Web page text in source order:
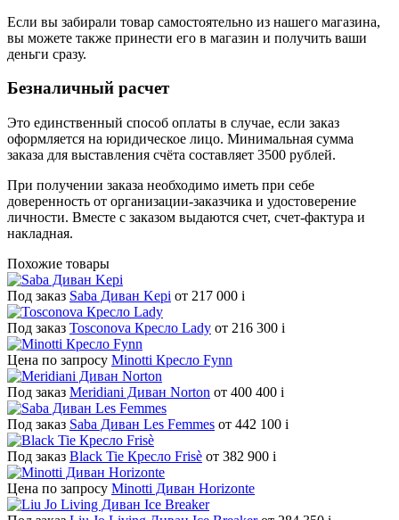
Если вы забирали товар самостоятельно из нашего магазина,
вы можете также принести его в магазин и получить ваши
деньги сразу.
Безналичный расчет
Это единственный способ оплаты в случае, если заказ
оформляется на юридическое лицо. Минимальная сумма
заказа для выставления счёта составляет 3500 рублей.
При получении заказа необходимо иметь при себе
доверенность от организации-заказчика и удостоверение
личности. Вместе с заказом выдаются счет, счет-фактура и
накладная.
Похожие товары
Под заказ Saba Диван Kepi от 217 000 i
Под заказ Tosconova Кресло Lady от 216 300 i
Цена по запросу Minotti Кресло Fynn
Под заказ Meridiani Диван Norton от 400 400 i
Под заказ Saba Диван Les Femmes от 442 100 i
Под заказ Black Tie Кресло Frisè от 382 900 i
Цена по запросу Minotti Диван Horizonte